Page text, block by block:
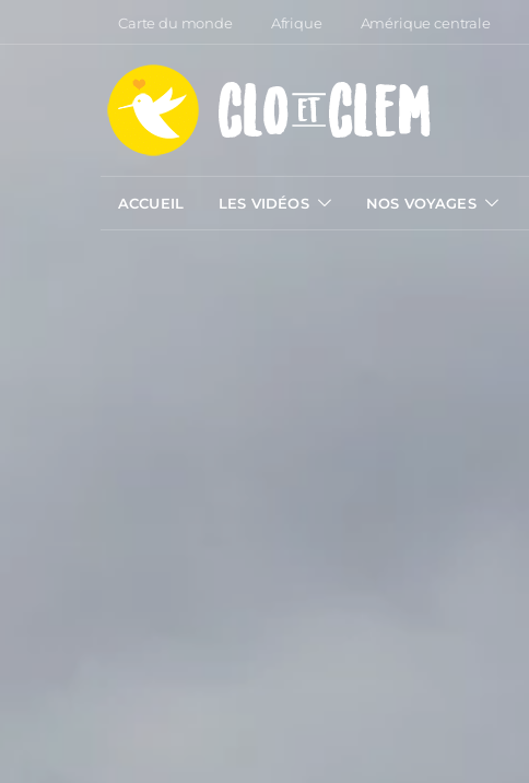
Carte du monde Afrique Amérique centrale
ACCUEIL LES VIDÉOS NOS VOYAGES